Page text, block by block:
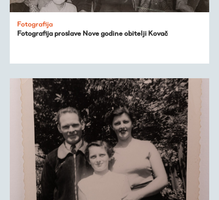
Fotografija
Fotografija proslave Nove godine obitelji Kovač